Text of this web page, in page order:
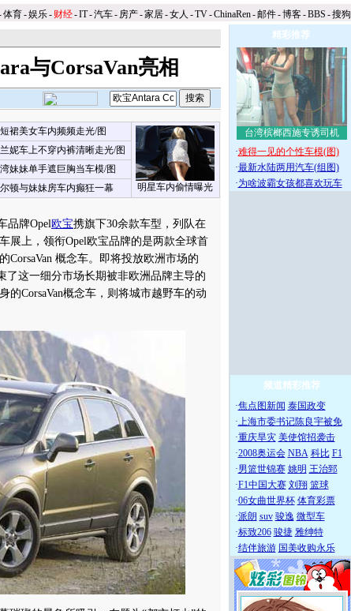
体育-娱乐- 财经-IT-汽车- 房产-家居-女人 -TV-ChinaRen-邮件-博客-BBS -搜狗
与CorsaVan亮相
裙美女车内频频走光/图
明星车内偷情曝光
妮车上不穿内裤清晰走光/图
妹妹单手遮巨胸当车模/图
顿与妹妹房车内癫狂一幕
品牌Opel欧宝携旗下30余款车型，列队在
展上，领衔Opel欧宝品牌的是两款全球首
概念车。即将投放欧洲市场的
了这一细分市场长期被非欧洲品牌主导的
CorsaVan概念车，则将城市越野车的动
精彩推荐
台湾槟榔西施专诱司机
·难得一见的个性车模(图)
·最新水陆两用汽车(组图)
·为啥波霸女孩都喜欢玩车
频道精彩推荐
·焦点图新闻 泰国政变
·上海市委书记陈良宇被免
·重庆旱灾 美使馆招袭击
·2008奥运会 NBA 科比 F1
·男篮世锦赛 姚明 王治郅
·F1中国大赛 刘翔 篮球
·06女曲世界杯 体育彩票
·派朗 suv 骏逸 微型车
·标致206 骏捷 雅绅特
·结伴旅游 国美收购永乐